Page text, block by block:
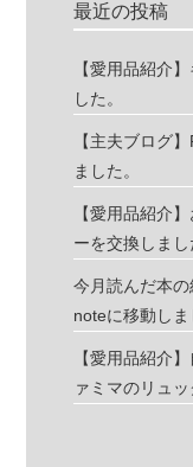
最近の投稿
【愛用品紹介
した。
【主夫ブログ
ました。
【愛用品紹介
ーを交換しまし
今月読んだ本
noteに移動しま
【愛用品紹介
ァミマのリュ